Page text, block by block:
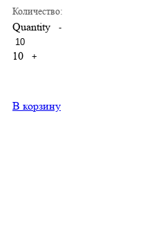
Количество:
Quantity -
10 +
В корзину